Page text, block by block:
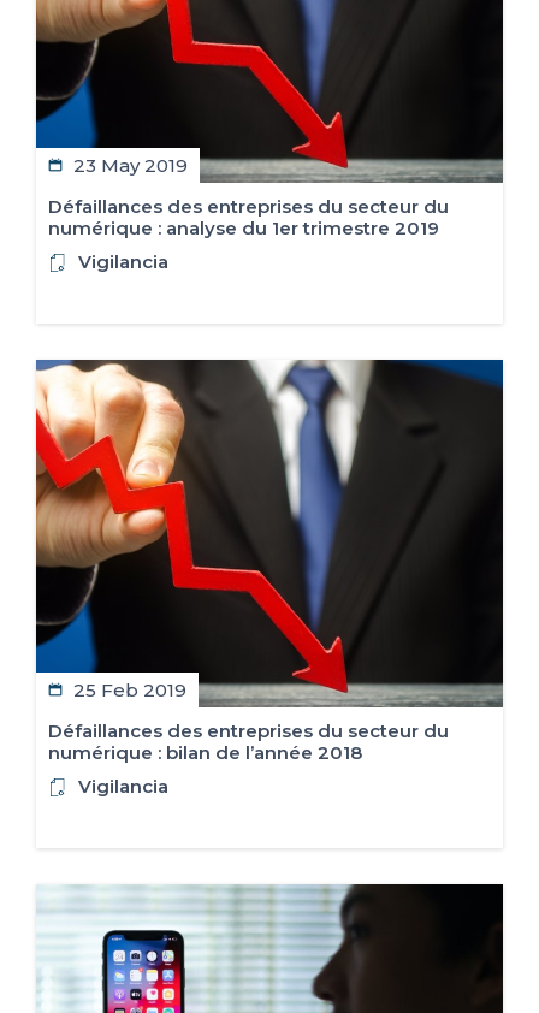
23 May 2019
Défaillances des entreprises du secteur du
numérique : analyse du 1er trimestre 2019
Vigilancia
25 Feb 2019
Défaillances des entreprises du secteur du
numérique : bilan de l’année 2018
Vigilancia